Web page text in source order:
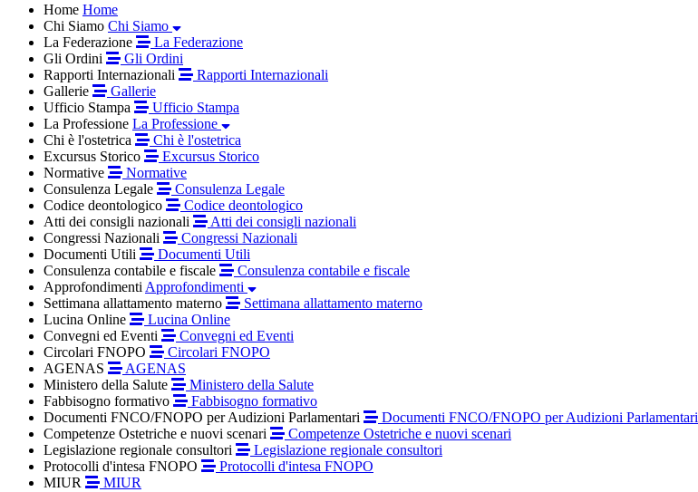
Home Home
Chi Siamo Chi Siamo
La Federazione
La Federazione
Gli Ordini
Gli Ordini
Rapporti Internazionali
Rapporti Internazionali
Gallerie
Gallerie
Ufficio Stampa
Ufficio Stampa
La Professione La Professione
Chi è l'ostetrica
Chi è l'ostetrica
Excursus Storico
Excursus Storico
Normative
Normative
Consulenza Legale
Consulenza Legale
Codice deontologico
Codice deontologico
Atti dei consigli nazionali
Atti dei consigli nazionali
Congressi Nazionali
Congressi Nazionali
Documenti Utili
Documenti Utili
Consulenza contabile e fiscale
Consulenza contabile e fiscale
Approfondimenti Approfondimenti
Settimana allattamento materno
Settimana allattamento materno
Lucina Online
Lucina Online
Convegni ed Eventi
Convegni ed Eventi
Circolari FNOPO
Circolari FNOPO
AGENAS
AGENAS
Ministero della Salute
Ministero della Salute
Fabbisogno formativo
Fabbisogno formativo
Documenti FNCO/FNOPO per Audizioni Parlamentari
Documenti FNCO/FNOPO per Audizioni Parlamentari
Competenze Ostetriche e nuovi scenari
Competenze Ostetriche e nuovi scenari
Legislazione regionale consultori
Legislazione regionale consultori
Protocolli d'intesa FNOPO
Protocolli d'intesa FNOPO
MIUR
MIUR